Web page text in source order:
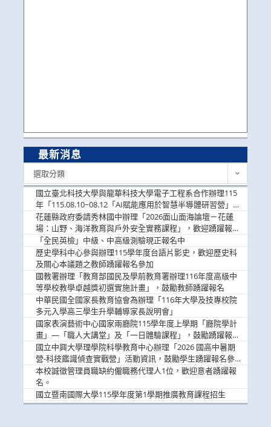
最新消息
選取分類
國立臺北科技大學與龍華科技大學電子工程系合作辦理115
年「115.08.10~08.12「AI賦能應用於智慧半導體研習營」，
歡迎學生踴躍報名參加
花蓮縣政府委請秀林國中辦理「2026面山面海論壇－花蓮
場：山野、海洋教育與戶外安全實務課程」，歡迎踴躍報名
參加
「全民英檢」中級、中高級測驗現正報名中
歷史學科中心參與辦理115學年度台語片影史，歡迎歷史科
及關心本議題之教師踴躍報名參加
國教署辦理「教育部國民及學前教育署辦理116年度高級中
等學校教學卓越獎初選實施計畫」，鼓勵教師踴躍報名
中華民國全國家長教育協會為辦理「116年大學及技專校院
多元入學高三學生升學輔導家長說明會」
國家表演藝術中心國家兩廳院115學年度上學期「廳院學計
畫」—「職人大講堂」及「一日體驗課程」，鼓勵踴躍報名
參與。
國立中興大學理學院科學教育中心辦理「2026 國高中暑期
營-科技鑑識偵查實戰營」活動資訊，鼓勵學生踴躍報名參
加。
本校誠徵管理員職缺約僱職務代理人1位，歡迎意者踴躍報
名。
國立暨南國際大學115學年度第1學期推廣教育課程招生